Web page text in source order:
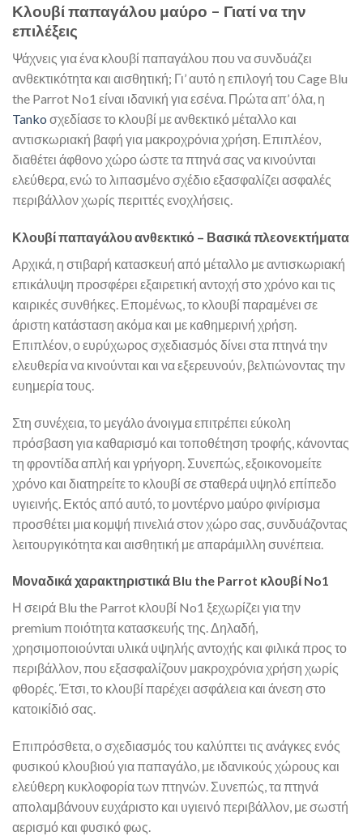
Κλουβί παπαγάλου μαύρο – Γιατί να την
επιλέξεις
Ψάχνεις για ένα κλουβί παπαγάλου που να συνδυάζει
ανθεκτικότητα και αισθητική; Γι’ αυτό η επιλογή του Cage Blu
the Parrot No1 είναι ιδανική για εσένα. Πρώτα απ’ όλα, η
Tanko σχεδίασε το κλουβί με ανθεκτικό μέταλλο και
αντισκωριακή βαφή για μακροχρόνια χρήση. Επιπλέον,
διαθέτει άφθονο χώρο ώστε τα πτηνά σας να κινούνται
ελεύθερα, ενώ το λιπασμένο σχέδιο εξασφαλίζει ασφαλές
περιβάλλον χωρίς περιττές ενοχλήσεις.
Κλουβί παπαγάλου ανθεκτικό – Βασικά πλεονεκτήματα
Αρχικά, η στιβαρή κατασκευή από μέταλλο με αντισκωριακή
επικάλυψη προσφέρει εξαιρετική αντοχή στο χρόνο και τις
καιρικές συνθήκες. Επομένως, το κλουβί παραμένει σε
άριστη κατάσταση ακόμα και με καθημερινή χρήση.
Επιπλέον, ο ευρύχωρος σχεδιασμός δίνει στα πτηνά την
ελευθερία να κινούνται και να εξερευνούν, βελτιώνοντας την
ευημερία τους.
Στη συνέχεια, το μεγάλο άνοιγμα επιτρέπει εύκολη
πρόσβαση για καθαρισμό και τοποθέτηση τροφής, κάνοντας
τη φροντίδα απλή και γρήγορη. Συνεπώς, εξοικονομείτε
χρόνο και διατηρείτε το κλουβί σε σταθερά υψηλό επίπεδο
υγιεινής. Εκτός από αυτό, το μοντέρνο μαύρο φινίρισμα
προσθέτει μια κομψή πινελιά στον χώρο σας, συνδυάζοντας
λειτουργικότητα και αισθητική με απαράμιλλη συνέπεια.
Μοναδικά χαρακτηριστικά Blu the Parrot κλουβί No1
Η σειρά Blu the Parrot κλουβί No1 ξεχωρίζει για την
premium ποιότητα κατασκευής της. Δηλαδή,
χρησιμοποιούνται υλικά υψηλής αντοχής και φιλικά προς το
περιβάλλον, που εξασφαλίζουν μακροχρόνια χρήση χωρίς
φθορές. Έτσι, το κλουβί παρέχει ασφάλεια και άνεση στο
κατοικίδιό σας.
Επιπρόσθετα, ο σχεδιασμός του καλύπτει τις ανάγκες ενός
φυσικού κλουβιού για παπαγάλο, με ιδανικούς χώρους και
ελεύθερη κυκλοφορία των πτηνών. Συνεπώς, τα πτηνά
απολαμβάνουν ευχάριστο και υγιεινό περιβάλλον, με σωστή
αερισμό και φυσικό φως.